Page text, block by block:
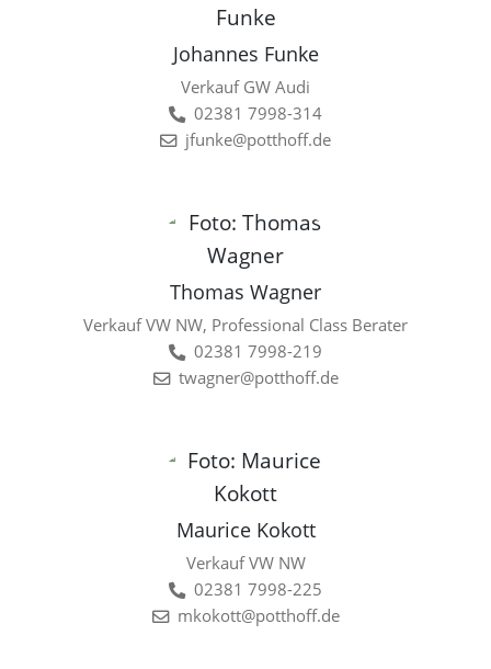
Johannes Funke
Verkauf GW Audi
02381 7998-314
jfunke@potthoff.de
Thomas Wagner
Verkauf VW NW, Professional Class Berater
02381 7998-219
twagner@potthoff.de
Maurice Kokott
Verkauf VW NW
02381 7998-225
mkokott@potthoff.de